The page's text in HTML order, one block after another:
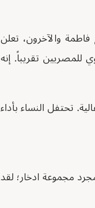
والآخرون، تعلن
الراتب السنوي للمصريين تقريباً. إنه
تحتفل النساء بأداء
مجموعة ادخار؛ لقد